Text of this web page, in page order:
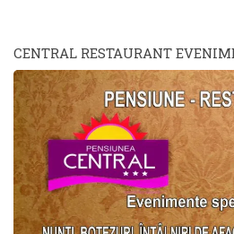
CENTRAL RESTAURANT